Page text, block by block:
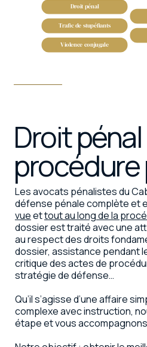
Droit pénal
Trafic de stupéfiants
Violence conjugale
Droit
procédure
Les avocats pénalistes du
défense pénale complète et
vueettout au long de la
dossier est traité avec une
au respect des droits
dossier, assistance pendant
critique des actes de
stratégie de défense…
Qu’il s’agisse d’une affaire
complexe avec instruction,
étape et vous